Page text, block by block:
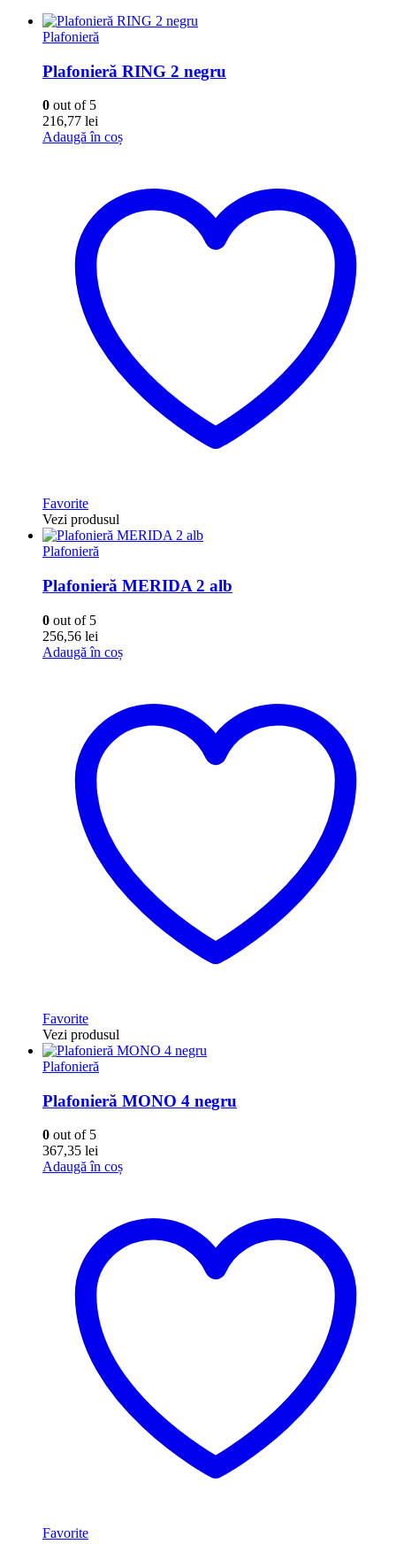
Plafonieră
Plafonieră RING 2 negru
0 out of 5
216,77 lei
Adaugă în coș
Favorite
Vezi produsul
Plafonieră
Plafonieră MERIDA 2 alb
0 out of 5
256,56 lei
Adaugă în coș
Favorite
Vezi produsul
Plafonieră
Plafonieră MONO 4 negru
0 out of 5
367,35 lei
Adaugă în coș
Favorite